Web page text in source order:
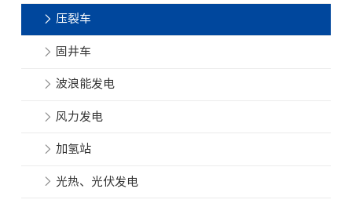
压裂车
固井车
波浪能发电
风力发电
加氢站
光热、光伏发电